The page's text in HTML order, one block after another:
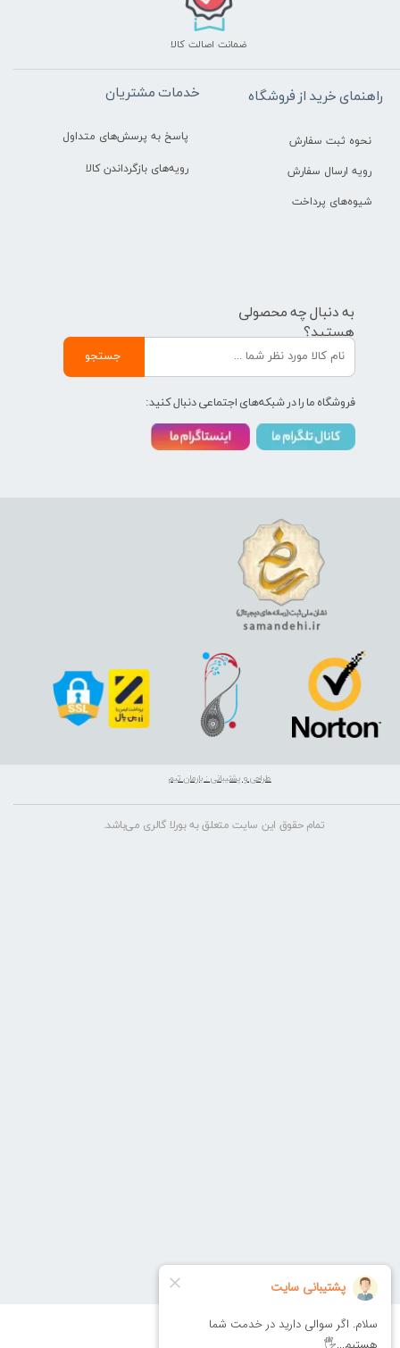
تمام حقوق این سایت متعلق به بورلا گالری می‌باشد.
طراحی و پشتیبانی : بارمان تیم
ضمانت اصالت کالا
راهنمای خرید از فروشگاه
نحوه ثبت سفارش
رویه ارسال سفارش
شیوه‌های پرداخت
خدمات مشتریان
پاسخ به پرسش‌های متداول
رویه‌های بازگرداندن کالا
به دنبال چه محصولی
هستید؟
جستجو
فروشگاه ما را در شبکه‌های اجتماعی دنبال کنید: